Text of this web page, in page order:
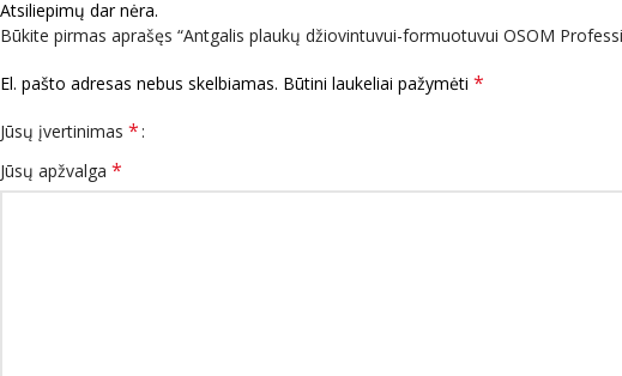
Atsiliepimų dar nėra.
Būkite pirmas aprašęs “Antgalis plaukų džiovintuvui-formuotuvui OSOM
El. pašto adresas nebus skelbiamas. Būtini laukeliai pažymėti *
Jūsų įvertinimas *
Jūsų apžvalga *